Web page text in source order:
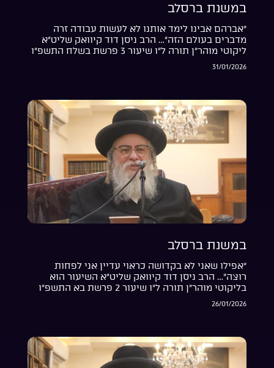
במשנת ברסלב
“אברהם אבינו לימד אותנו לא לעשות עבודה זרה
מדברים בעולם הזה”… הרב ניסן דוד קיוואק שליט”א
ליקוטי מוהר”ן תורה ל”ו שיעור 3 פרשת בשלח התשפ”ו
31/01/2026
במשנת ברסלב
“אפילו שאני לא בקדושה כראוי עדיין אני לפחות
רוצה”… הרב ניסן דוד קיוואק שליט”א השיעור הוא
בליקוטי מוהר”ן תורה ל”ו שיעור 2 פרשת בא התשפ”ו
26/01/2026